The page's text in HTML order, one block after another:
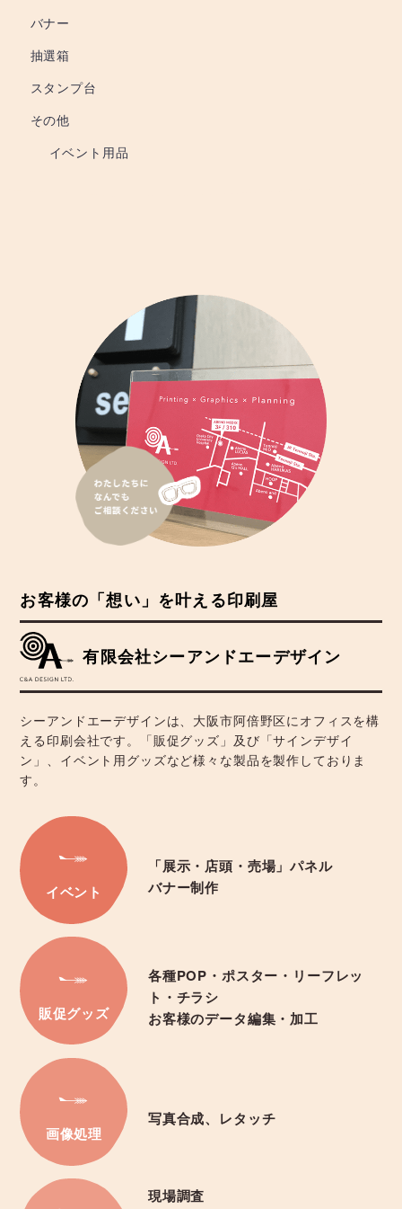
バナー
抽選箱
スタンプ台
その他
イベント用品
お客様の「想い」を叶える印刷屋
有限会社シーアンドエーデザイン
シーアンドエーデザインは、大阪市阿倍野区にオフィスを構
える印刷会社です。「販促グッズ」及び「サインデザイ
ン」、イベント用グッズなど様々な製品を製作しておりま
す。
イベント
「展示・店頭・売場」パネル
バナー制作
販促グッズ
各種POP・ポスター・リーフレッ
ト・チラシ
お客様のデータ編集・加工
画像処理
写真合成、レタッチ
現場調査